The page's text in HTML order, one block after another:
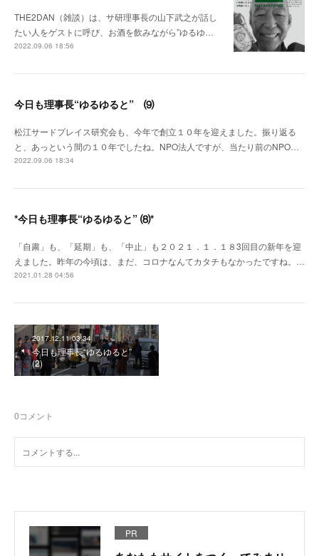
THE2DAN（雑談）は、サ研理事長の山下武之が話し
たい人をゲストに呼び、お酒を飲みながら”ゆるゆ…
2022.09.06 18:56
今日も理事長“ゆるゆると” ⑼
松江サードプレイス研究会も、今年で創立１０年を迎えました。振り返る
と、あっという間の１０年でしたね。NPO法人ですが、当たり前のNPO…
2022.09.06 18:34
*今日も理事長“ゆるゆると” ⑻*
「自粛」も、「延期」も、「中止」も２０２１．１．１８3回目の新年を迎
えました。昨年の今頃は、まだ、コロナなんてカタチもなかったですね。…
2021.01.28 04:56
2017.12.11 03:34
今日も理事長“ゆるゆると”
(2)
0コメント
PR